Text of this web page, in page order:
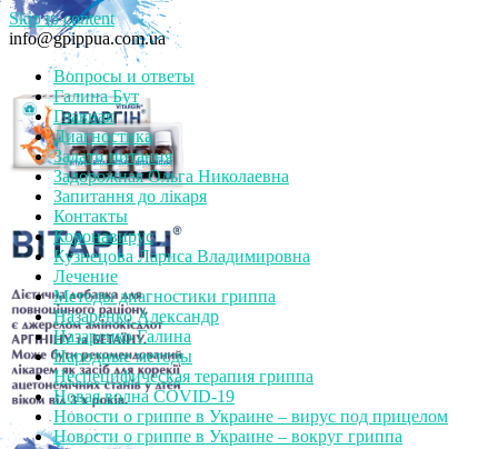
Skip to content
info@gpippua.com.ua
Вопросы и ответы
Галина Бут
Главная
Диагностика
Задати питання
Задорожная Ольга Николаевна
Запитання до лікаря
Контакты
Коронавирус
Кузнецова Лариса Владимировна
Лечение
Методы диагностики гриппа
Назаренко Александр
Назаренко Галина
Народные методы
Неспецифическая терапия гриппа
Новая волна COVID-19
Новости о гриппе в Украине – вирус под прицелом
Новости о гриппе в Украине – вокруг гриппа